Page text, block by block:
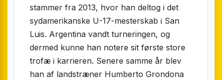
stammer fra 2013, hvor han deltog i det
sydamerikanske U-17-mesterskab i San
Luis. Argentina vandt turneringen, og
dermed kunne han notere sit første store
trofæ i karrieren. Senere samme år blev
han af landstræner Humberto Grondona